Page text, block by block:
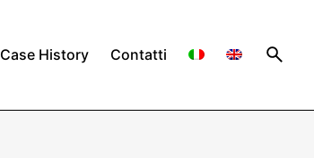
Case History Contatti